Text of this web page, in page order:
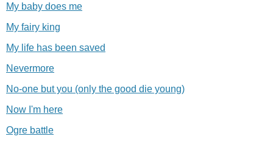
My baby does me
My fairy king
My life has been saved
Nevermore
No-one but you (only the good die young)
Now I'm here
Ogre battle